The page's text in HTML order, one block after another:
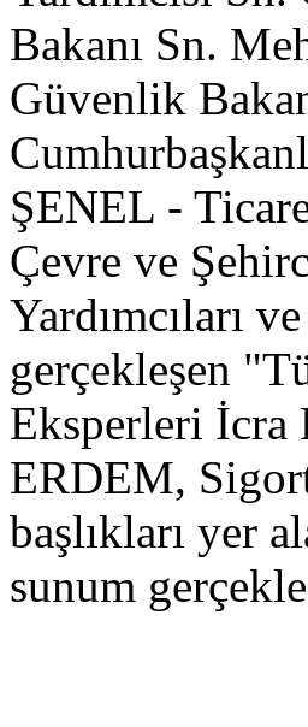
Bakanı Sn.
Güvenlik
ŞENEL -
Çevre ve
Yardımcıları
gerçekleşen
Eksperleri İcra
ERDEM,
başlıkları yer
sunum